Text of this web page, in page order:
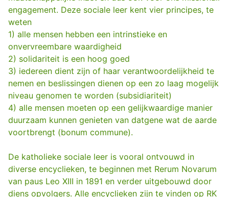
engagement. Deze sociale leer kent vier principes, te
weten
1) alle mensen hebben een intrinstieke en
onvervreembare waardigheid
2) solidariteit is een hoog goed
3) iedereen dient zijn of haar verantwoordelijkheid te
nemen en beslissingen dienen op een zo laag mogelijk
niveau genomen te worden (subsidiariteit)
4) alle mensen moeten op een gelijkwaardige manier
duurzaam kunnen genieten van datgene wat de aarde
voortbrengt (bonum commune).
De katholieke sociale leer is vooral ontvouwd in
diverse encyclieken, te beginnen met Rerum Novarum
van paus Leo XIII in 1891 en verder uitgebouwd door
diens opvolgers. Alle encyclieken zijn te vinden op RK